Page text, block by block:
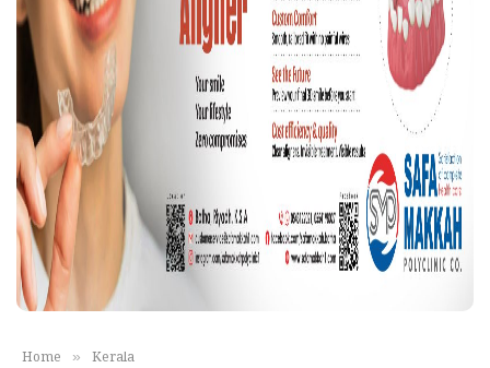
Home » Kerala